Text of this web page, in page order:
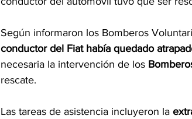
Según informaron los Bomberos
conductor del Fiat había quedado
necesaria la intervención de los
rescate.
Las tareas de asistencia incluyeron la